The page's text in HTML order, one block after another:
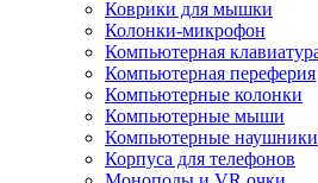
Коврики для мышки
Колонки-микрофон
Компьютерная
Компьютерная переферия
Компьютерные колонки
Компьютерные мыши
Компьютерные наушники
Корпуса для телефонов